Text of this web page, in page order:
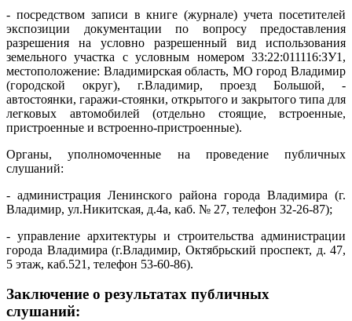
- посредством записи в книге (журнале) учета посетителей
экспозиции документации по вопросу предоставления
разрешения на условно разрешенный вид использования
земельного участка с условным номером 33:22:011116:ЗУ1,
местоположение: Владимирская область, МО город Владимир
(городской округ), г.Владимир, проезд Большой, -
автостоянки, гаражи-стоянки, открытого и закрытого типа для
легковых автомобилей (отдельно стоящие, встроенные,
пристроенные и встроенно-пристроенные).
Органы, уполномоченные на проведение публичных
слушаний:
- администрация Ленинского района города Владимира (г.
Владимир, ул.Никитская, д.4а, каб. № 27, телефон 32-26-87);
- управление архитектуры и строительства администрации
города Владимира (г.Владимир, Октябрьский проспект, д. 47,
5 этаж, каб.521, телефон 53-60-86).
Заключение о результатах публичных
слушаний: